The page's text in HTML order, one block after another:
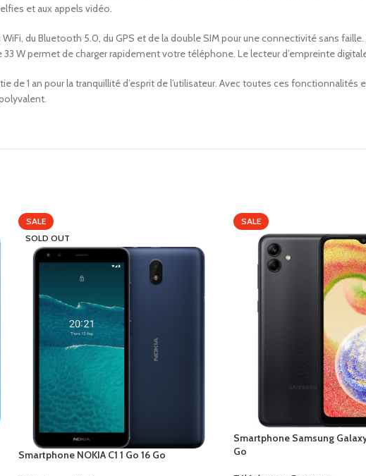
et aux appels vidéo.
du Bluetooth 5.0, du GPS et de la double SIM pour une connectivité sans
33 W permet de charger rapidement votre téléphone. Le lecteur d’empreinte
de 1 an pour la tranquillité d’esprit de l’utilisateur. Avec toutes ces
SALE
SOLD OUT
Smartphone NOKIA C1 1 Go 16 Go
SALE
Smartphone Samsung
Go